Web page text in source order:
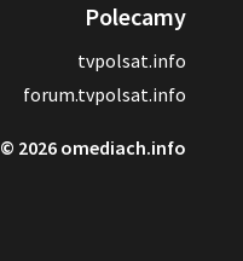
Polecamy
tvpolsat.info
forum.tvpolsat.info
© 2026 omediach.info